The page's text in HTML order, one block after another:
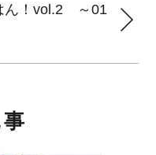
ん！vol.2 ～01